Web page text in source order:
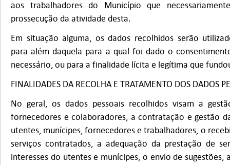
aos trabalhadores do Município que
prossecução da atividade desta.
Em situação alguma, os dados recolhidos serão
para além daquela para a qual foi dado o
necessário, ou para a finalidade lícita e legítima que
FINALIDADES DA RECOLHA E TRATAMENTO DOS DADOS
No geral, os dados pessoais recolhidos visam a
fornecedores e colaboradores, a contratação e gestão
utentes, munícipes, fornecedores e trabalhadores, o
serviços contratados, a adequação da prestação de
interesses do utentes e munícipes, o envio de sugestões,